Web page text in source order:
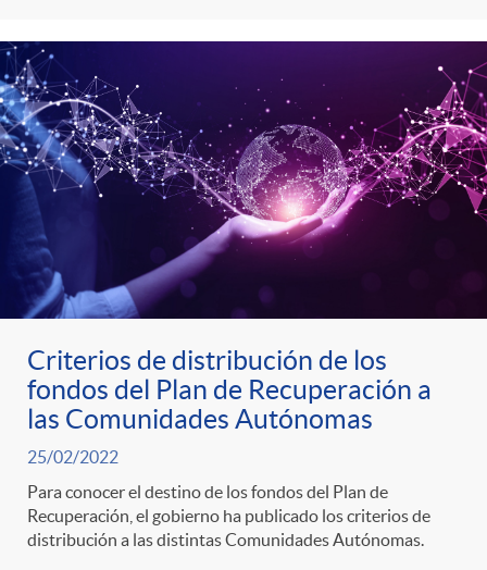
a
s
t
r
o
C
a
t
e
e
n
i
d
o
s
Criterios de distribución de los
fondos del Plan de Recuperación a
las Comunidades Autónomas
25/02/2022
Para conocer el destino de los fondos del Plan de
Recuperación, el gobierno ha publicado los criterios de
distribución a las distintas Comunidades Autónomas.